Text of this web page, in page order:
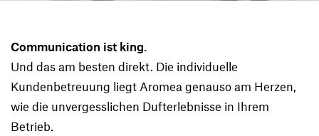
Communication ist king.
Und das am besten direkt. Die individuelle
Kundenbetreuung liegt Aromea genauso am Herzen,
wie die unvergesslichen Dufterlebnisse in Ihrem
Betrieb.